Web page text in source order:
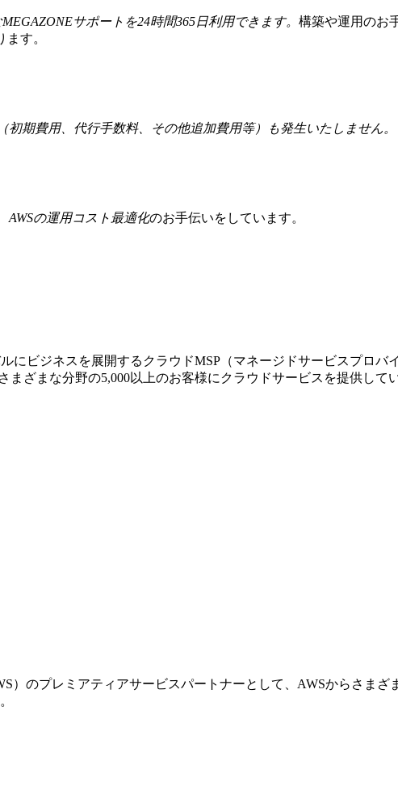
サポートを24時間365日利用できます。 構築や運用のお
す。
初期費用、代行手数料、その他追加費用等）も発生いたしません。
AWSの運⽤コスト最適化のお⼿伝いをしています。
にビジネスを展開するクラウドMSP（マネージドサービスプロバ
ざまな分野の5,000以上のお客様にクラウドサービスを提供してい
）のプレミアティアサービスパートナーとして、AWSからさま